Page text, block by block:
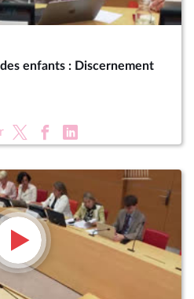
enfants : Discernement